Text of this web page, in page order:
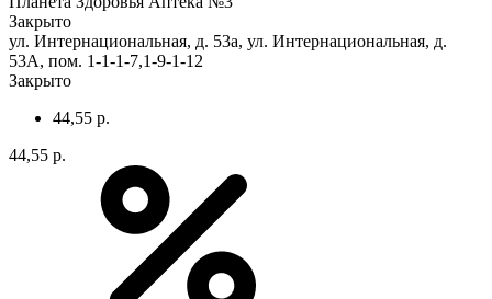
Закрыто
ул. Интернациональная, д. 53а, ул. Интернациональная, д.
53А, пом. 1-1-1-7,1-9-1-12
Закрыто
44,55 р.
44,55 р.